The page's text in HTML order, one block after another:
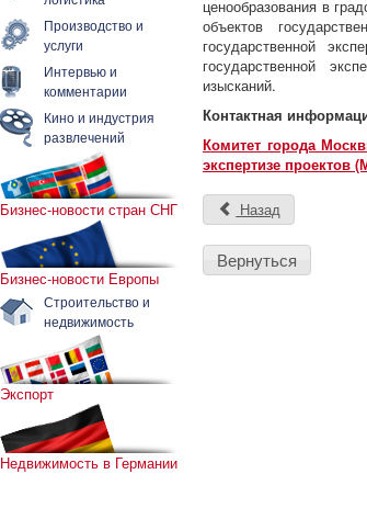
Производство и
услуги
Интервью и
комментарии
Кино и индустрия
развлечений
Бизнес-новости стран СНГ
Бизнес-новости Европы
Строительство и
недвижимость
Экспорт
Недвижимость в Германии
ценообразования в
объектов
государственной
государственной
изысканий.
Контактная
Комитет города
экспертизе проектов
Назад
Вернуться